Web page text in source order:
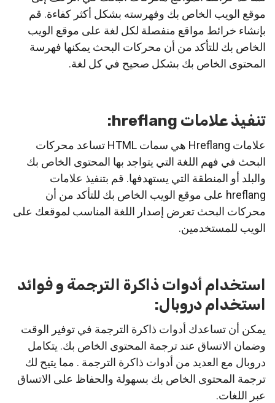
موقع الويب الخاص بك وفهرسته بشكل أكثر كفاءة. قم
بإنشاء خرائط مواقع منفصلة لكل لغة على موقع الويب
الخاص بك للتأكد من أن محركات البحث يمكنها فهرسة
المحتوى الخاص بك بشكل صحيح في كل لغة.
تنفيذ علامات hreflang:
علامات Hreflang هي سمات HTML تساعد محركات
البحث في فهم اللغة التي يتواجد بها المحتوى الخاص بك
والبلد أو المنطقة التي يستهدفها. قم بتنفيذ علامات
hreflang على موقع الويب الخاص بك للتأكد من أن
محركات البحث تعرض إصدار اللغة المناسب لموقعك على
الويب للمستخدمين.
استخدام أدوات ذاكرة الترجمة و فوائد
استخدام دروبال:
يمكن أن تساعدك أدوات ذاكرة الترجمة في توفير الوقت
وضمان الاتساق عند ترجمة المحتوى الخاص بك. يتكامل
دروبال مع العديد من أدوات ذاكرة الترجمة . مما يتيح لك
ترجمة المحتوى الخاص بك بسهولة والحفاظ على الاتساق
عبر اللغات.